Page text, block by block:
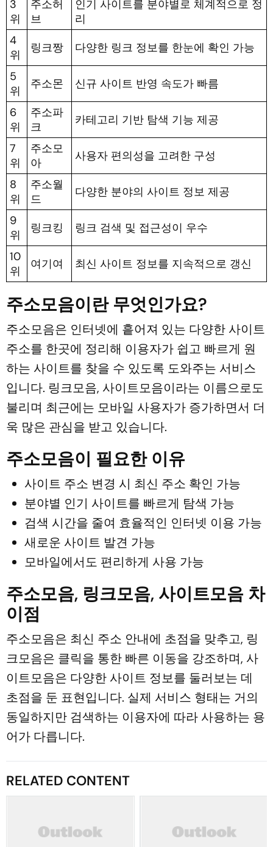
3
위
주소허
브
인기 사이트를 분야별로 체계적으로 정
리
4
위
링크짱
다양한 링크 정보를 한눈에 확인 가능
5
위
주소몬
신규 사이트 반영 속도가 빠름
6
위
주소파
크
카테고리 기반 탐색 기능 제공
7
위
주소모
아
사용자 편의성을 고려한 구성
8
위
주소월
드
다양한 분야의 사이트 정보 제공
9
위
링크킹
링크 검색 및 접근성이 우수
10
위
여기여 최신 사이트 정보를 지속적으로 갱신
주소모음이란 무엇인가요?
주소모음은 인터넷에 흩어져 있는 다양한 사이트
주소를 한곳에 정리해 이용자가 쉽고 빠르게 원
하는 사이트를 찾을 수 있도록 도와주는 서비스
입니다. 링크모음, 사이트모음이라는 이름으로도
불리며 최근에는 모바일 사용자가 증가하면서 더
욱 많은 관심을 받고 있습니다.
주소모음이 필요한 이유
사이트 주소 변경 시 최신 주소 확인 가능
분야별 인기 사이트를 빠르게 탐색 가능
검색 시간을 줄여 효율적인 인터넷 이용 가능
새로운 사이트 발견 가능
모바일에서도 편리하게 사용 가능
주소모음, 링크모음, 사이트모음 차
이점
주소모음은 최신 주소 안내에 초점을 맞추고, 링
크모음은 클릭을 통한 빠른 이동을 강조하며, 사
이트모음은 다양한 사이트 정보를 둘러보는 데
초점을 둔 표현입니다. 실제 서비스 형태는 거의
동일하지만 검색하는 이용자에 따라 사용하는 용
어가 다릅니다.
RELATED CONTENT